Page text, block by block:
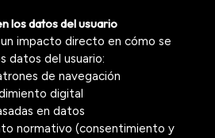
los datos del usuario
impacto directo en cómo se
datos del usuario:
de navegación
digital
en datos
normativo (consentimiento y